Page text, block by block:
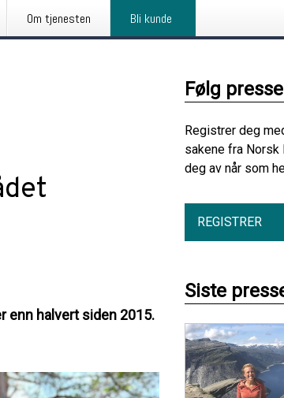
Om tjenesten Bli kunde
enn halvert siden 2015.
Følg
Registrer deg
sakene fra
deg av når som
REGISTRER
Siste